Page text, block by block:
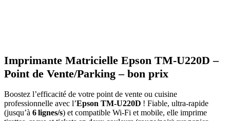
Imprimante Matricielle Epson TM‑U220D –
Point de Vente/Parking – bon prix
Boostez l’efficacité de votre point de vente ou cuisine
professionnelle avec l’Epson TM‑U220D ! Fiable, ultra‑rapide
(jusqu’à 6 lignes/s) et compatible Wi-Fi et mobile, elle imprime